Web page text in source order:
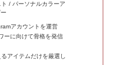
/ パーソナルカラーア
アカウントを運営
ーに向けて骨格を発信
アイテムだけを厳選し